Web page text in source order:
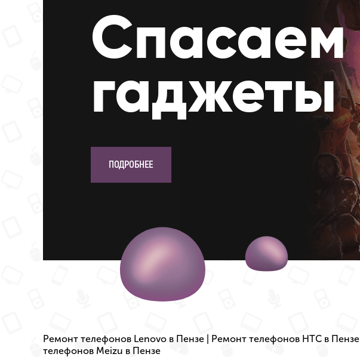
Cпасаем
гаджеты
ПОДРОБНЕЕ
Ремонт телефонов Lenovo в Пензе Ремонт телефонов HTC в Пензе
телефонов Meizu в Пензе